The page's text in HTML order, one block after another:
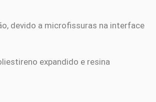
devido a microfissuras na interface
expandido e resina